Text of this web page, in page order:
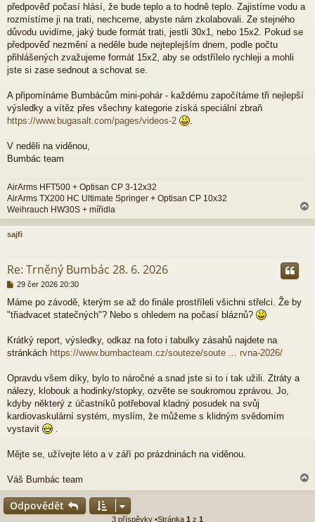
p
ě
v
e
k
předpověď počasí hlásí, že bude teplo a to hodně teplo. Zajistíme vodu a
rozmístíme ji na trati, nechceme, abyste nám zkolabovali. Ze stejného
důvodu uvidíme, jaký bude formát trati, jestli 30x1, nebo 15x2. Pokud se
předpověď nezmění a neděle bude nejteplejším dnem, podle počtu
přihlášených zvažujeme formát 15x2, aby se odstřílelo rychleji a mohli
jste si zase sednout a schovat se.
A připomínáme Bumbácům mini-pohár - každému započítáme tři nejlepší
výsledky a vítěz přes všechny kategorie získá speciální zbraň
https://www.bugasalt.com/pages/videos-2
.
V neděli na viděnou,
Bumbác team
AirArms HFT500 + Optisan CP 3-12x32
AirArms TX200 HC Ultimate Springer + Optisan CP 10x32
Weihrauch HW30S + mířidla
a
h
sajfi
Re: Trněný Bumbác 28. 6. 2026
P
í
s
ě
e
29 čer 2026 20:30
Máme po závodě, kterým se až do finále prostříleli všichni střelci. Že by
"třiadvacet statečných"? Nebo s ohledem na počasí bláznů?
Krátký report, výsledky, odkaz na foto i tabulky zásahů najdete na
stránkách https://www.bumbacteam.cz/souteze/soute ... rvna-2026/
Opravdu všem díky, bylo to náročné a snad jste si to i tak užili. Ztráty a
nálezy, klobouk a hodinky/stopky, ozvěte se soukromou zprávou. Jo,
kdyby některý z účastníků potřeboval kladný posudek na svůj
kardiovaskulární systém, myslím, že můžeme s klidným svědomím
vystavit
Mějte se, užívejte léto a v září po prázdninách na viděnou.
Váš Bumbác team
a
Odpovědět
3 příspěvky •Stránka 1 z 1